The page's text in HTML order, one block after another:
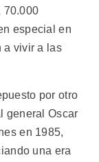
70.000
especial en
a vivir a las
por otro
general Oscar
en 1985,
una era